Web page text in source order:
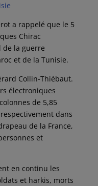
a rappelé que le 5
Chirac
la guerre
et de la Tunisie.
Collin-Thiébaut.
électroniques
de 5,85
dans
de la France,
et
en continu les
et harkis, morts